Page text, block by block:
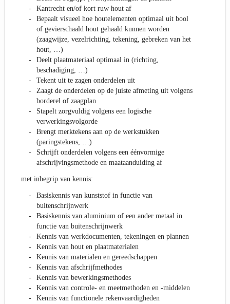
Kantrecht en/of kort ruw hout af
Bepaalt visueel hoe houtelementen optimaal uit bool
of gevierschaald hout gehaald kunnen worden
(zaagwijze, vezelrichting, tekening, gebreken van het
hout, …)
Deelt plaatmateriaal optimaal in (richting,
beschadiging, …)
Tekent uit te zagen onderdelen uit
Zaagt de onderdelen op de juiste afmeting uit volgens
borderel of zaagplan
Stapelt zorgvuldig volgens een logische
verwerkingsvolgorde
Brengt merktekens aan op de werkstukken
(paringstekens, …)
Schrijft onderdelen volgens een éénvormige
afschrijvingsmethode en maataanduiding af
met inbegrip van kennis:
Basiskennis van kunststof in functie van
buitenschrijnwerk
Basiskennis van aluminium of een ander metaal in
functie van buitenschrijnwerk
Kennis van werkdocumenten, tekeningen en plannen
Kennis van hout en plaatmaterialen
Kennis van materialen en gereedschappen
Kennis van afschrijfmethodes
Kennis van bewerkingsmethodes
Kennis van controle- en meetmethoden en -middelen
Kennis van functionele rekenvaardigheden